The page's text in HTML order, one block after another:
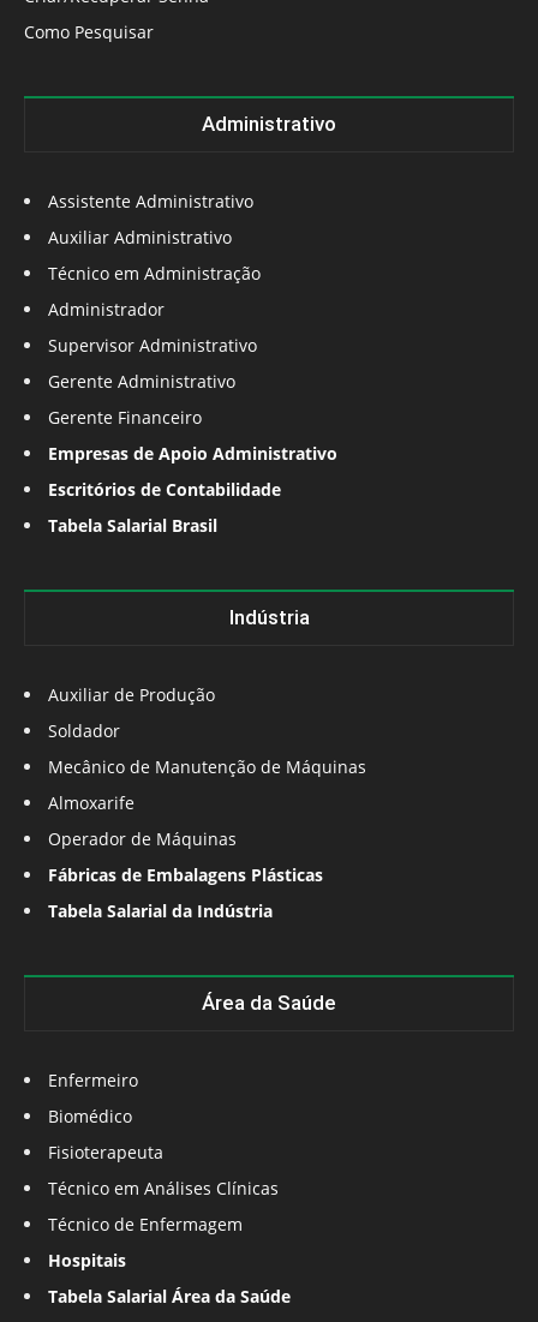
Como Pesquisar
Administrativo
Assistente Administrativo
Auxiliar Administrativo
Técnico em Administração
Administrador
Supervisor Administrativo
Gerente Administrativo
Gerente Financeiro
Empresas de Apoio Administrativo
Escritórios de Contabilidade
Tabela Salarial Brasil
Indústria
Auxiliar de Produção
Soldador
Mecânico de Manutenção de Máquinas
Almoxarife
Operador de Máquinas
Fábricas de Embalagens Plásticas
Tabela Salarial da Indústria
Área da Saúde
Enfermeiro
Biomédico
Fisioterapeuta
Técnico em Análises Clínicas
Técnico de Enfermagem
Hospitais
Tabela Salarial Área da Saúde